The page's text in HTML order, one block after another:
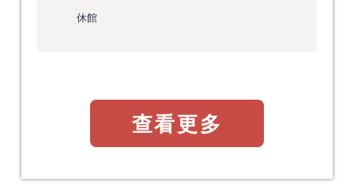
休館
查看更多